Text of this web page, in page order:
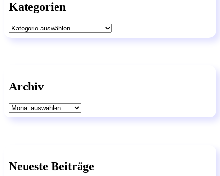
Kategorien
Kategorien
Archiv
Archiv
Neueste Beiträge